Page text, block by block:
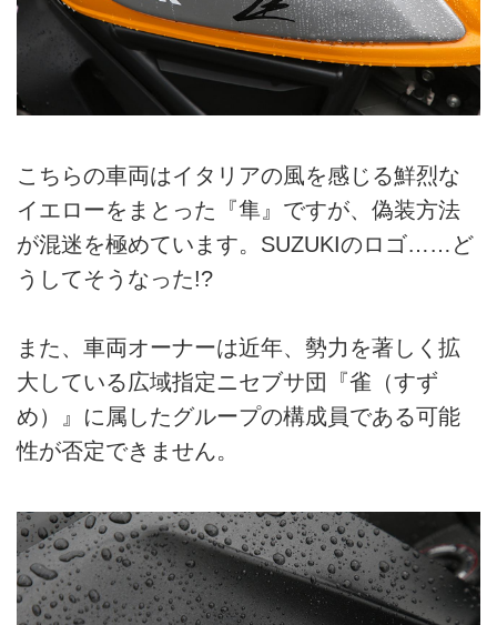
こちらの車両はイタリアの風を感じる鮮烈な
イエローをまとった『隼』ですが、偽装方法
が混迷を極めています。SUZUKIのロゴ……ど
うしてそうなった!?
また、車両オーナーは近年、勢力を著しく拡
大している広域指定ニセブサ団『雀（すず
め）』に属したグループの構成員である可能
性が否定できません。